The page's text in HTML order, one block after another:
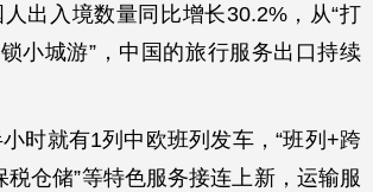
出入境数量同比增长30.2%，从“打
小城游”，中国的旅行服务出口持续
时就有1列中欧班列发车，“班列+跨
税仓储”等特色服务接连上新，运输服